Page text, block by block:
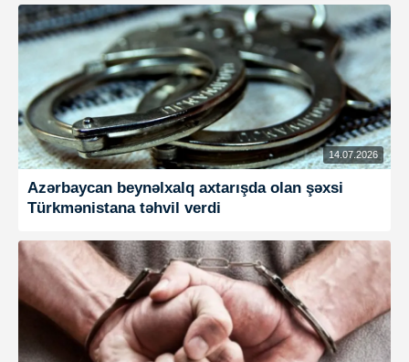
14.07.2026
Azərbaycan beynəlxalq axtarışda olan şəxsi
Türkmənistana təhvil verdi